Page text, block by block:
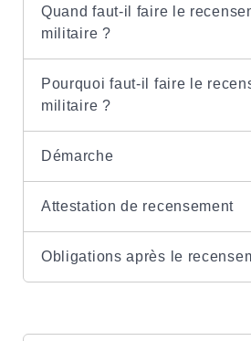
Quand faut-il faire le
militaire ?
Pourquoi faut-il faire le
militaire ?
Démarche
Attestation de recensement
Obligations après le